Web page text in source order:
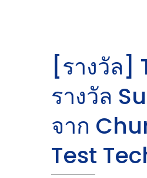
[รางวัล]
รางวัล
จาก
Test